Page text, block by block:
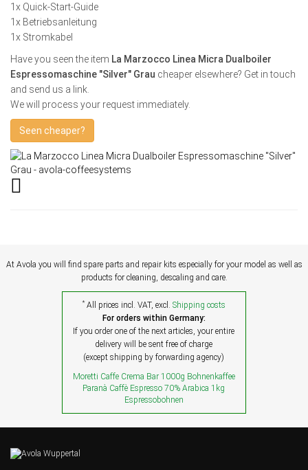
1x Quick-Start-Guide
1x Betriebsanleitung
1x Stromkabel
Have you seen the item La Marzocco Linea Micra Dualboiler
Espressomaschine "Silver" Grau cheaper elsewhere? Get in touch
and send us a link.
We will process your request immediately.
Seen cheaper?
At Avola you will find spare parts and repair kits especially for your model as well as
products for cleaning, descaling and care.
*All prices incl. VAT, excl. Shipping costs
For orders within Germany:
If you order one of the next articles, your entire
delivery will be sent free of charge
(except shipping by forwarding agency)
Moretti Caffe Crema Bar 1000g Bohnenkaffee
Paranà Caffè Espresso 70% Arabica 1kg
Espressobohnen